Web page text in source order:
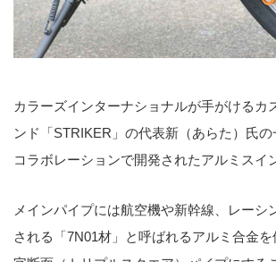
カラーズインターナショナルが手がけるカ
ンド「STRIKER」の代表新（あらた）氏
コラボレーションで開発されたアルミスイ
メインパイプには航空機や新幹線、レーシ
される「7N01材」と呼ばれるアルミ合金